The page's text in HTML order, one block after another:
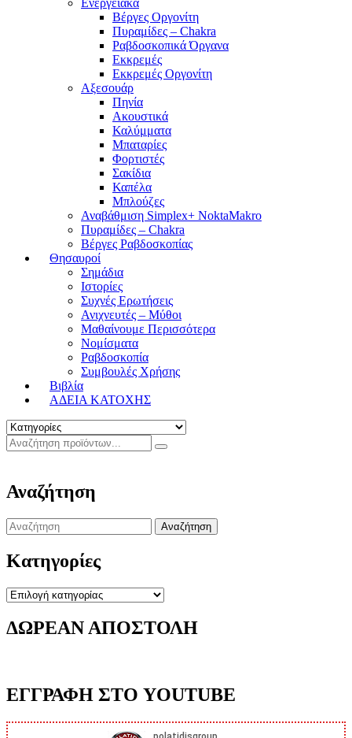
Βέργες Οργονίτη
Πυραμίδες – Chakra
Ραβδοσκοπικά Όργανα
Εκκρεμές
Εκκρεμές Οργονίτη
Αξεσουάρ
Πηνία
Ακουστικά
Καλύμματα
Μπαταρίες
Φορτιστές
Σακίδια
Καπέλα
Μπλούζες
Αναβάθμιση Simplex+ NoktaMakro
Πυραμίδες – Chakra
Βέργες Ραβδοσκοπίας
Θησαυροί
Σημάδια
Ιστορίες
Συχνές Ερωτήσεις
Ανιχνευτές – Μύθοι
Μαθαίνουμε Περισσότερα
Νομίσματα
Ραβδοσκοπία
Συμβουλές Χρήσης
Βιβλία
ΑΔΕΙΑ ΚΑΤΟΧΗΣ
Αναζήτηση
Search
for:
Κατηγορίες
Κατηγορίες
ΔΩΡΕΑΝ ΑΠΟΣΤΟΛΗ
ΕΓΓΡΑΦΗ ΣΤΟ YOUTUBE